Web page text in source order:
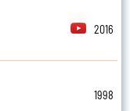
2016
1998